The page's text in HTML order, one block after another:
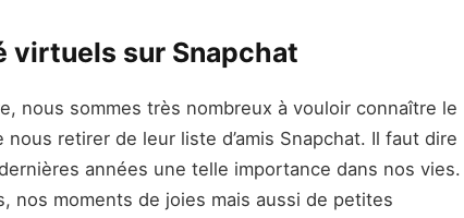
virtuels sur Snapchat
nous sommes très nombreux à vouloir connaître le
retirer de leur liste d’amis Snapchat. Il faut dire
années une telle importance dans nos vies.
nos moments de joies mais aussi de petites